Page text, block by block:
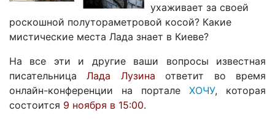
ухаживает за своей
роскошной полутораметровой косой? Какие
мистические места Лада знает в Киеве?
На все эти и другие ваши вопросы известная
писательницаЛада Лузина ответит во время
онлайн-конференции на портале ХОЧУ, которая
состоится 9 ноября в 15:00.